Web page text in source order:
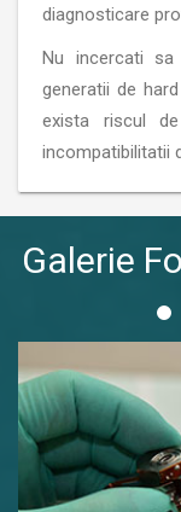
diagnosticare
Nu incercati sa
generatii de
exista riscul
incompatibilitatii
Galerie